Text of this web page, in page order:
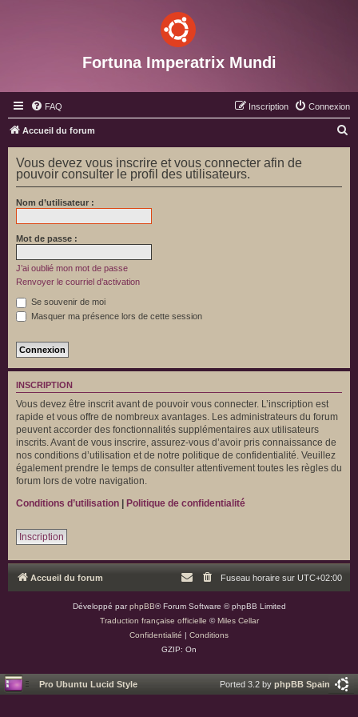
Fortuna Imperatrix Mundi
FAQ Connexion
Inscription
Accueil du forum
e
Vous devez vous inscrire et vous connecter afin de
pouvoir consulter le profil des utilisateurs.
Nom d’utilisateur :
Mot de passe :
J’ai oublié mon mot de passe
Renvoyer le courriel d’activation
Se souvenir de moi
Masquer ma présence lors de cette session
INSCRIPTION
Vous devez être inscrit avant de pouvoir vous connecter. L’inscription est
rapide et vous offre de nombreux avantages. Les administrateurs du forum
peuvent accorder des fonctionnalités supplémentaires aux utilisateurs
inscrits. Avant de vous inscrire, assurez-vous d’avoir pris connaissance de
nos conditions d’utilisation et de notre politique de confidentialité. Veuillez
également prendre le temps de consulter attentivement toutes les règles du
forum lors de votre navigation.
Conditions d’utilisation | Politique de confidentialité
Inscription
Accueil du forum Fuseau horaire sur UTC+02:00
Développé parphpBB® Forum Software © phpBB Limited
Traduction française officielle ©Miles Cellar
Confidentialité | Conditions
GZIP: On
Pro Ubuntu Lucid Style Ported 3.2 by phpBB Spain